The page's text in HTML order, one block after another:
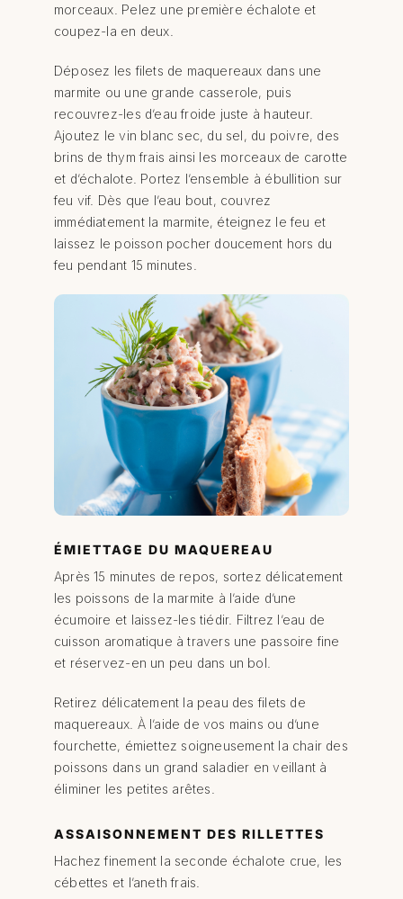
morceaux. Pelez une première échalote et
coupez-la en deux.
Déposez les filets de maquereaux dans une
marmite ou une grande casserole, puis
recouvrez-les d’eau froide juste à hauteur.
Ajoutez le vin blanc sec, du sel, du poivre, des
brins de thym frais ainsi les morceaux de carotte
et d’échalote. Portez l’ensemble à ébullition sur
feu vif. Dès que l’eau bout, couvrez
immédiatement la marmite, éteignez le feu et
laissez le poisson pocher doucement hors du
feu pendant 15 minutes.
ÉMIETTAGE DU MAQUEREAU
Après 15 minutes de repos, sortez délicatement
les poissons de la marmite à l’aide d’une
écumoire et laissez-les tiédir. Filtrez l’eau de
cuisson aromatique à travers une passoire fine
et réservez-en un peu dans un bol.
Retirez délicatement la peau des filets de
maquereaux. À l’aide de vos mains ou d’une
fourchette, émiettez soigneusement la chair des
poissons dans un grand saladier en veillant à
éliminer les petites arêtes.
ASSAISONNEMENT DES RILLETTES
Hachez finement la seconde échalote crue, les
cébettes et l’aneth frais.